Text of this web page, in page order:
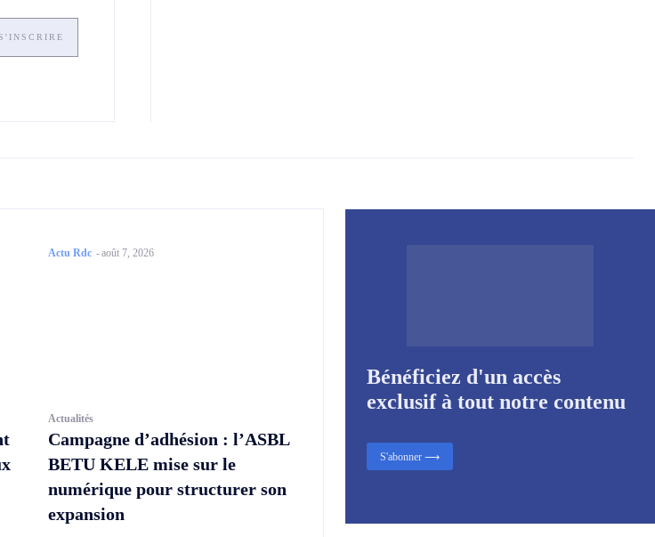
Actu Rdc -août 7, 2026
Actualités
Campagne d’adhésion : l’ASBL
BETU KELE mise sur le
numérique pour structurer son
expansion
Bénéficiez d'un accès
exclusif à tout notre contenu
S'abonner ⟶